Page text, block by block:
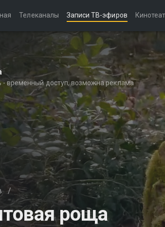
Телеканалы Записи ТВ-эфиров
- временный доступ, возможна реклама
/
роща